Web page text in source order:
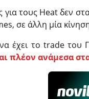
για τους Heat δεν
σε άλλη μία
έχει το trade του
πλέον ανάμεσα